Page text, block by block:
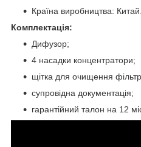
Країна виробництва: Китай.
Комплектація:
Дифузор;
4 насадки концентратори;
щітка для очищення
супровідна документація;
гарантійний талон на 12